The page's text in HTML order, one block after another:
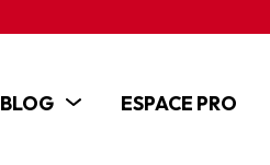
BLOG ESPACE PRO